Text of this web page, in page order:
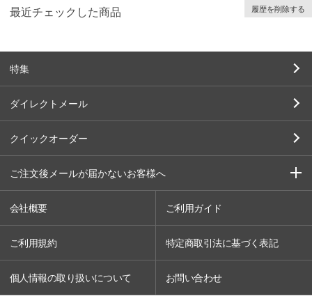
最近チェックした商品 履歴を削除する
特集
ダイレクトメール
クイックオーダー
ご注文後メールが届かないお客様へ
会社概要 ご利用ガイド
ご利用規約 特定商取引法に基づく表記
個人情報の取り扱いについて お問い合わせ